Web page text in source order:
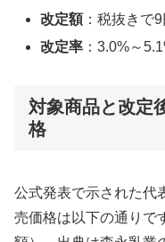
改定額：税抜きで9
改定率 ：3.0%～
対象商品と改定
格
公式発表で示された代
売価格は以下の通り